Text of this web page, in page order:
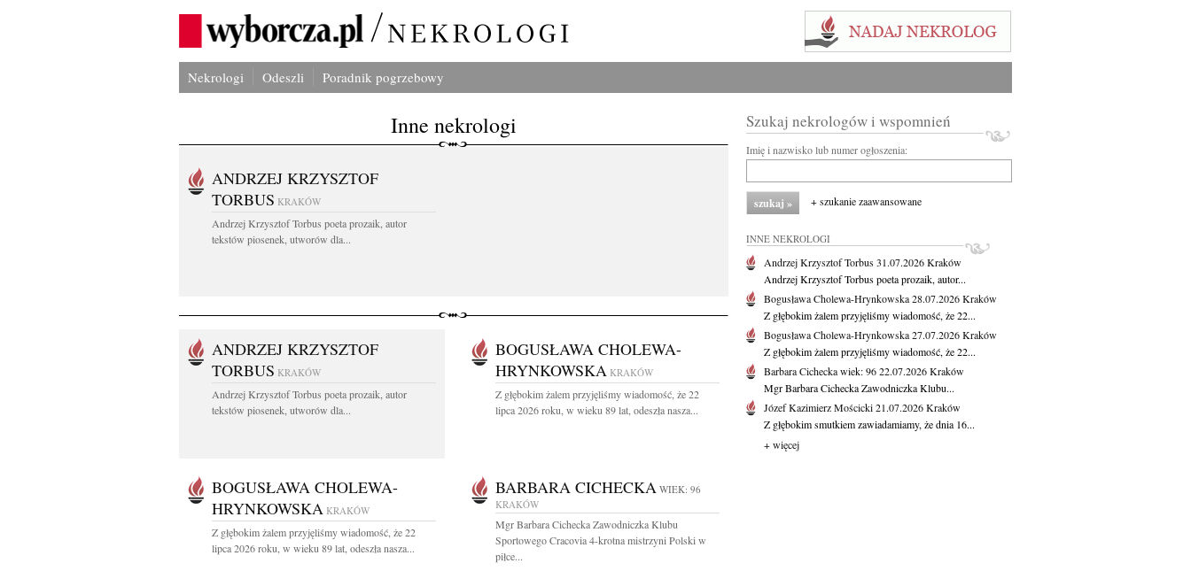
Nekrologi Odeszli Poradnik pogrzebowy
Inne nekrologi
ANDRZEJ KRZYSZTOF
TORBUS KRAKÓW
Andrzej Krzysztof Torbus poeta prozaik, autor
tekstów piosenek, utworów dla...
ANDRZEJ KRZYSZTOF
TORBUS KRAKÓW
Andrzej Krzysztof Torbus poeta prozaik, autor
tekstów piosenek, utworów dla...
BOGUSŁAWA CHOLEWA-
HRYNKOWSKA KRAKÓW
Z głębokim żalem przyjęliśmy wiadomość, że 22
lipca 2026 roku, w wieku 89 lat, odeszła nasza...
BOGUSŁAWA CHOLEWA-
HRYNKOWSKA KRAKÓW
Z głębokim żalem przyjęliśmy wiadomość, że 22
lipca 2026 roku, w wieku 89 lat, odeszła nasza...
BARBARA CICHECKA WIEK: 96
KRAKÓW
Mgr Barbara Cichecka Zawodniczka Klubu
Sportowego Cracovia 4-krotna mistrzyni Polski w
piłce...
Szukaj nekrologów i wspomnień
Imię i nazwisko lub numer ogłoszenia:
+ szukanie zaawansowane
INNE NEKROLOGI
Andrzej Krzysztof Torbus31.07.2026Kraków
Andrzej Krzysztof Torbus poeta prozaik, autor...
Bogusława Cholewa-Hrynkowska28.07.2026Kraków
Z głębokim żalem przyjęliśmy wiadomość, że 22...
Bogusława Cholewa-Hrynkowska27.07.2026Kraków
Z głębokim żalem przyjęliśmy wiadomość, że 22...
Barbara Cicheckawiek: 9622.07.2026Kraków
Mgr Barbara Cichecka Zawodniczka Klubu...
Józef Kazimierz Mościcki21.07.2026Kraków
Z głębokim smutkiem zawiadamiamy, że dnia 16...
+ więcej